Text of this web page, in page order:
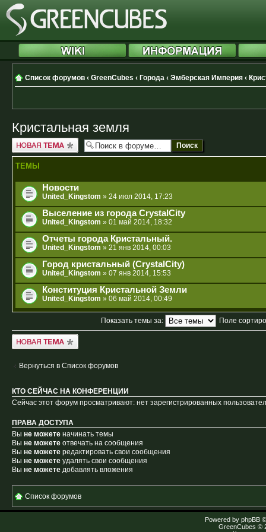
Список форумов ‹ GreenCubes ‹ Города ‹ Эмберская Империя ‹
Кристальная земля
Новая тема
ТЕМЫ
Новости
United_Kingstom » 24 июл 2014, 17:23
Выселение из города CrystalCity
United_Kingstom » 01 май 2014, 18:32
Отчеты города Кристальный.
United_Kingstom » 21 янв 2014, 00:03
Город кристальный (CrystalCity)
United_Kingstom » 07 янв 2014, 15:53
Конституция Кристальной Земли
United_Kingstom » 06 май 2014, 00:49
Показать темы за: Поле
Новая тема
Вернуться в Список форумов
КТО СЕЙЧАС НА КОНФЕРЕНЦИИ
Сейчас этот форум просматривают: нет зарегистрированных
ПРАВА ДОСТУПА
Вы не можете начинать темы
Вы не можете отвечать на сообщения
Вы не можете редактировать свои сообщения
Вы не можете удалять свои сообщения
Вы не можете добавлять вложения
Список форумов
Powered by phpBB
GreenCubes ©